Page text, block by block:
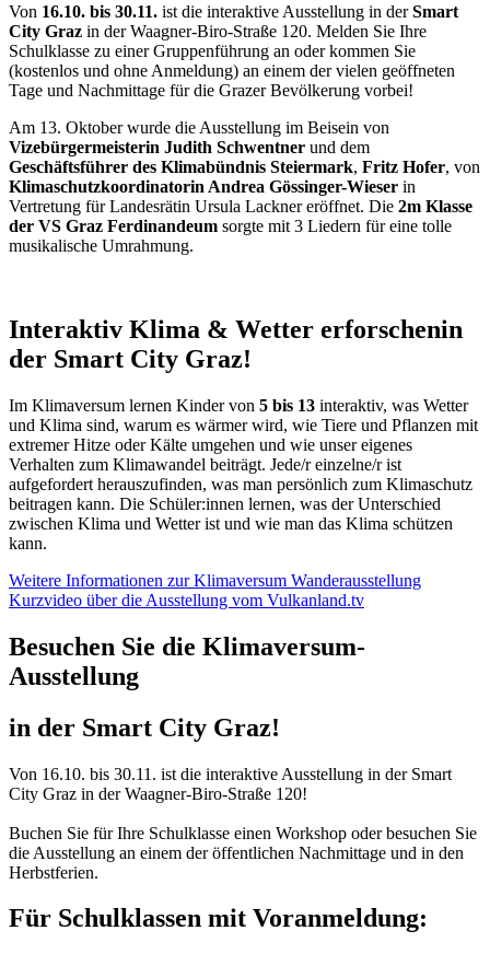
Von 16.10. bis 30.11. ist die interaktive Ausstellung in derSmart
City Graz in der Waagner-Biro-Straße 120. Melden Sie Ihre
Schulklasse zu einer Gruppenführung an oder kommen Sie
(kostenlos und ohne Anmeldung) an einem der vielen geöffneten
Tage und Nachmittage für die Grazer Bevölkerung vorbei!
Am 13. Oktober wurde die Ausstellung im Beisein von
Vizebürgermeisterin Judith Schwentner und dem
Geschäftsführer des Klimabündnis Steiermark, Fritz Hofer, von
Klimaschutzkoordinatorin Andrea Gössinger-Wieser in
Vertretung für Landesrätin Ursula Lackner eröffnet. Die 2m Klasse
der VS Graz Ferdinandeum sorgte mit 3 Liedern für eine tolle
musikalische Umrahmung.
Interaktiv Klima & Wetter erforschenin
der Smart City Graz!
Im Klimaversum lernen Kinder von 5 bis 13 interaktiv, was Wetter
und Klima sind, warum es wärmer wird, wie Tiere und Pflanzen mit
extremer Hitze oder Kälte umgehen und wie unser eigenes
Verhalten zum Klimawandel beiträgt. Jede/r einzelne/r ist
aufgefordert herauszufinden, was man persönlich zum Klimaschutz
beitragen kann. Die Schüler:innen lernen, was der Unterschied
zwischen Klima und Wetter ist und wie man das Klima schützen
kann.
Weitere Informationen zur Klimaversum Wanderausstellung
Kurzvideo über die Ausstellung vom Vulkanland.tv
Besuchen Sie die Klimaversum-
Ausstellung
in der Smart City Graz!
Von 16.10. bis 30.11. ist die interaktive Ausstellung in der Smart
City Graz in der Waagner-Biro-Straße 120!
Buchen Sie für Ihre Schulklasse einen Workshop oder besuchen Sie
die Ausstellung an einem der öffentlichen Nachmittage und in den
Herbstferien.
Für Schulklassen mit Voranmeldung: